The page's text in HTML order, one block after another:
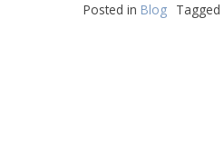
Posted in Blog Tagged